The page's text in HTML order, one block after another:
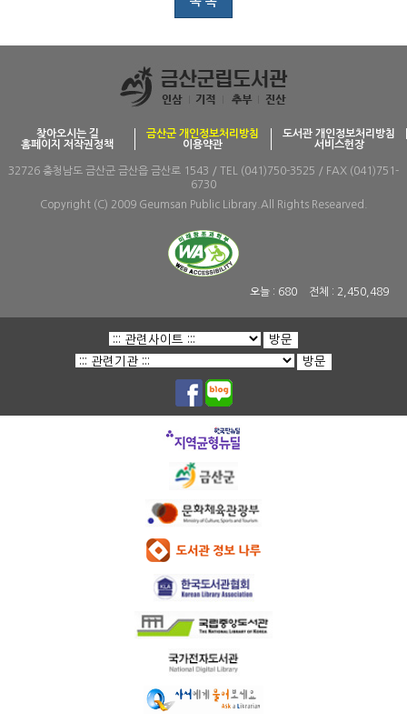
찾아오시는 길 금산군 개인정보처리방침
도서관 개인정보처리방침
홈페이지 저작권정책
이용약관 서비스헌장
32726 충청남도 금산군 금산읍 금산로 1543 / TEL (041)750-3525 / FAX (041)751-
6730
Copyright (C) 2009 Geumsan Public Library.All Rights Researved.
오늘 : 680 전체 : 2,450,489